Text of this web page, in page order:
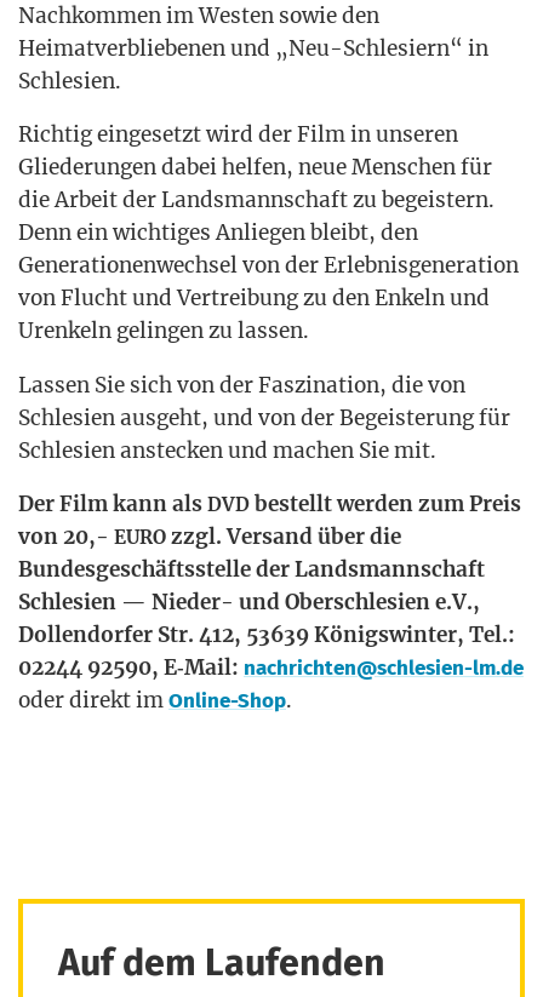
Nach­kom­men im Wes­ten sowie den
Hei­mat­ver­blie­be­nen und „Neu-Schle­si­ern“ in
Schlesien.
Rich­tig ein­ge­setzt wird der Film in unse­ren
Glie­de­run­gen dabei hel­fen, neue Men­schen für
die Arbeit der Lands­mann­schaft zu begeis­tern.
Denn ein wich­ti­ges Anlie­gen bleibt, den
Gene­ra­tio­nen­wech­sel von der Erleb­nis­ge­ne­ra­ti­on
von Flucht und Ver­trei­bung zu den Enkeln und
Uren­keln gelin­gen zu lassen.
Las­sen Sie sich von der Fas­zi­na­ti­on, die von
Schle­si­en aus­geht, und von der Begeis­te­rung für
Schle­si­en anste­cken und machen Sie mit.
Der Film kann als DVD bestellt wer­den zum Preis
von 20,- EURO zzgl. Ver­sand über die
Bun­des­ge­schäfts­stel­le der Lands­mann­schaft
Schle­si­en — Nie­der- und Ober­schle­si­en e.V.,
Dol­len­dor­fer Str. 412, 53639 Königs­win­ter, Tel.:
02244 92590, E‑Mail: nachrichten@schlesien-lm.de
oder direkt imOnline-Shop.
Auf dem Laufenden